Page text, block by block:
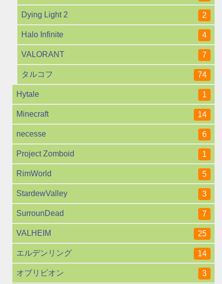
Dying Light 2 2
Halo Infinite 4
VALORANT 7
タルコフ 74
Hytale 1
Minecraft 14
necesse 6
Project Zomboid 1
RimWorld 5
StardewValley 3
SurrounDead 7
VALHEIM 25
エルデンリング 14
オブリビオン 3